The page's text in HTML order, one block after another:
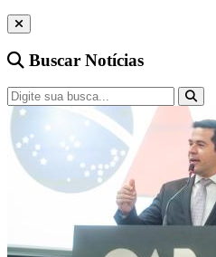
Buscar Notícias